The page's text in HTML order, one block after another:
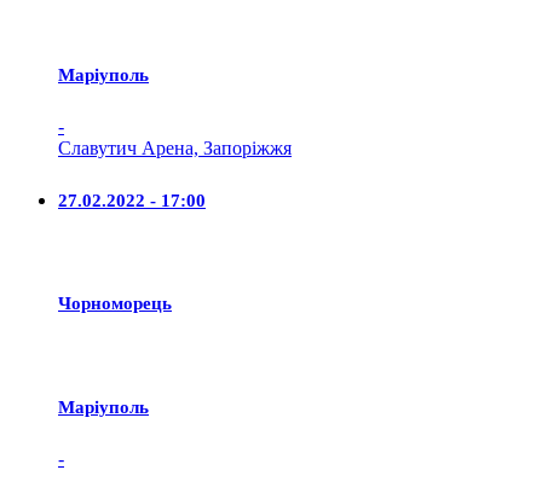
Маріуполь
-
Славутич Арена, Запоріжжя
27.02.2022 - 17:00
Чорноморець
Маріуполь
-